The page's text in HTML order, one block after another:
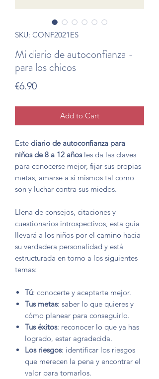
SKU: CONF2021ES
Mi diario de autoconfianza -
para los chicos
€6.90Price
Add to Cart
Este diario de autoconfianza para
niños de 8 a 12 años les da las claves
para conocerse mejor, fijar sus propias
metas, amarse a sí mismos tal como
son y luchar contra sus miedos.
Llena de consejos, citaciones y
cuestionarios introspectivos, esta guía
llevará a los niños por el camino hacia
su verdadera personalidad y está
estructurada en torno a los siguientes
temas:
Tú: conocerte y aceptarte mejor.
Tus metas: saber lo que quieres y
cómo planear para conseguirlo.
Tus éxitos: reconocer lo que ya has
logrado, estar agradecida.
Los riesgos: identificar los riesgos
que merecen la pena y encontrar el
valor para tomarlos.